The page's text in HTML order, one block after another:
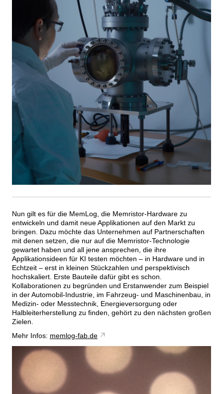
Nun gilt es für die MemLog, die Memristor-Hardware zu
entwickeln und damit neue Applikationen auf den Markt zu
bringen. Dazu möchte das Unternehmen auf Partnerschaften
mit denen setzen, die nur auf die Memristor-Technologie
gewartet haben und all jene ansprechen, die ihre
Applikationsideen für KI testen möchten – in Hardware und in
Echtzeit – erst in kleinen Stückzahlen und perspektivisch
hochskaliert. Erste Bauteile dafür gibt es schon.
Kollaborationen zu begründen und Erstanwender zum Beispiel
in der Automobil-Industrie, im Fahrzeug- und Maschinenbau, in
Medizin- oder Messtechnik, Energieversorgung oder
Halbleiterherstellung zu finden, gehört zu den nächsten großen
Zielen.
Mehr Infos: memlog-fab.de